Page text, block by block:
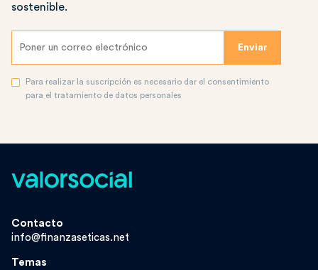
sostenible.
Para realizar la suscripción es necesario dar el consentimiento
para el tratamiento de datos personales
Contacto
info@finanzaseticas.net
Temas